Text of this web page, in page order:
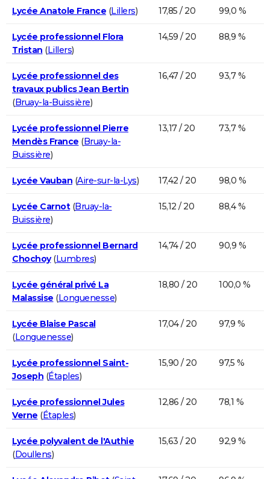
Lycée Anatole France (Lillers) 17,85 / 20 99,0 %
Lycée professionnel Flora
Tristan (Lillers)
14,59 / 20 88,9 %
Lycée professionnel des
travaux publics Jean Bertin
(Bruay-la-Buissière)
16,47 / 20 93,7 %
Lycée professionnel Pierre
Mendès France (Bruay-la-
Buissière)
13,17 / 20 73,7 %
Lycée Vauban (Aire-sur-la-Lys) 17,42 / 20 98,0 %
Lycée Carnot(Bruay-la-
Buissière)
15,12 / 20 88,4 %
Lycée professionnel Bernard
Chochoy(Lumbres)
14,74 / 20 90,9 %
Lycée général privé La
Malassise (Longuenesse)
18,80 / 20 100,0 %
Lycée Blaise Pascal
(Longuenesse)
17,04 / 20 97,9 %
Lycée professionnel Saint-
Joseph (Étaples)
15,90 / 20 97,5 %
Lycée professionnel Jules
Verne (Étaples)
12,86 / 20 78,1 %
Lycée polyvalent de l'Authie
(Doullens)
15,63 / 20 92,9 %